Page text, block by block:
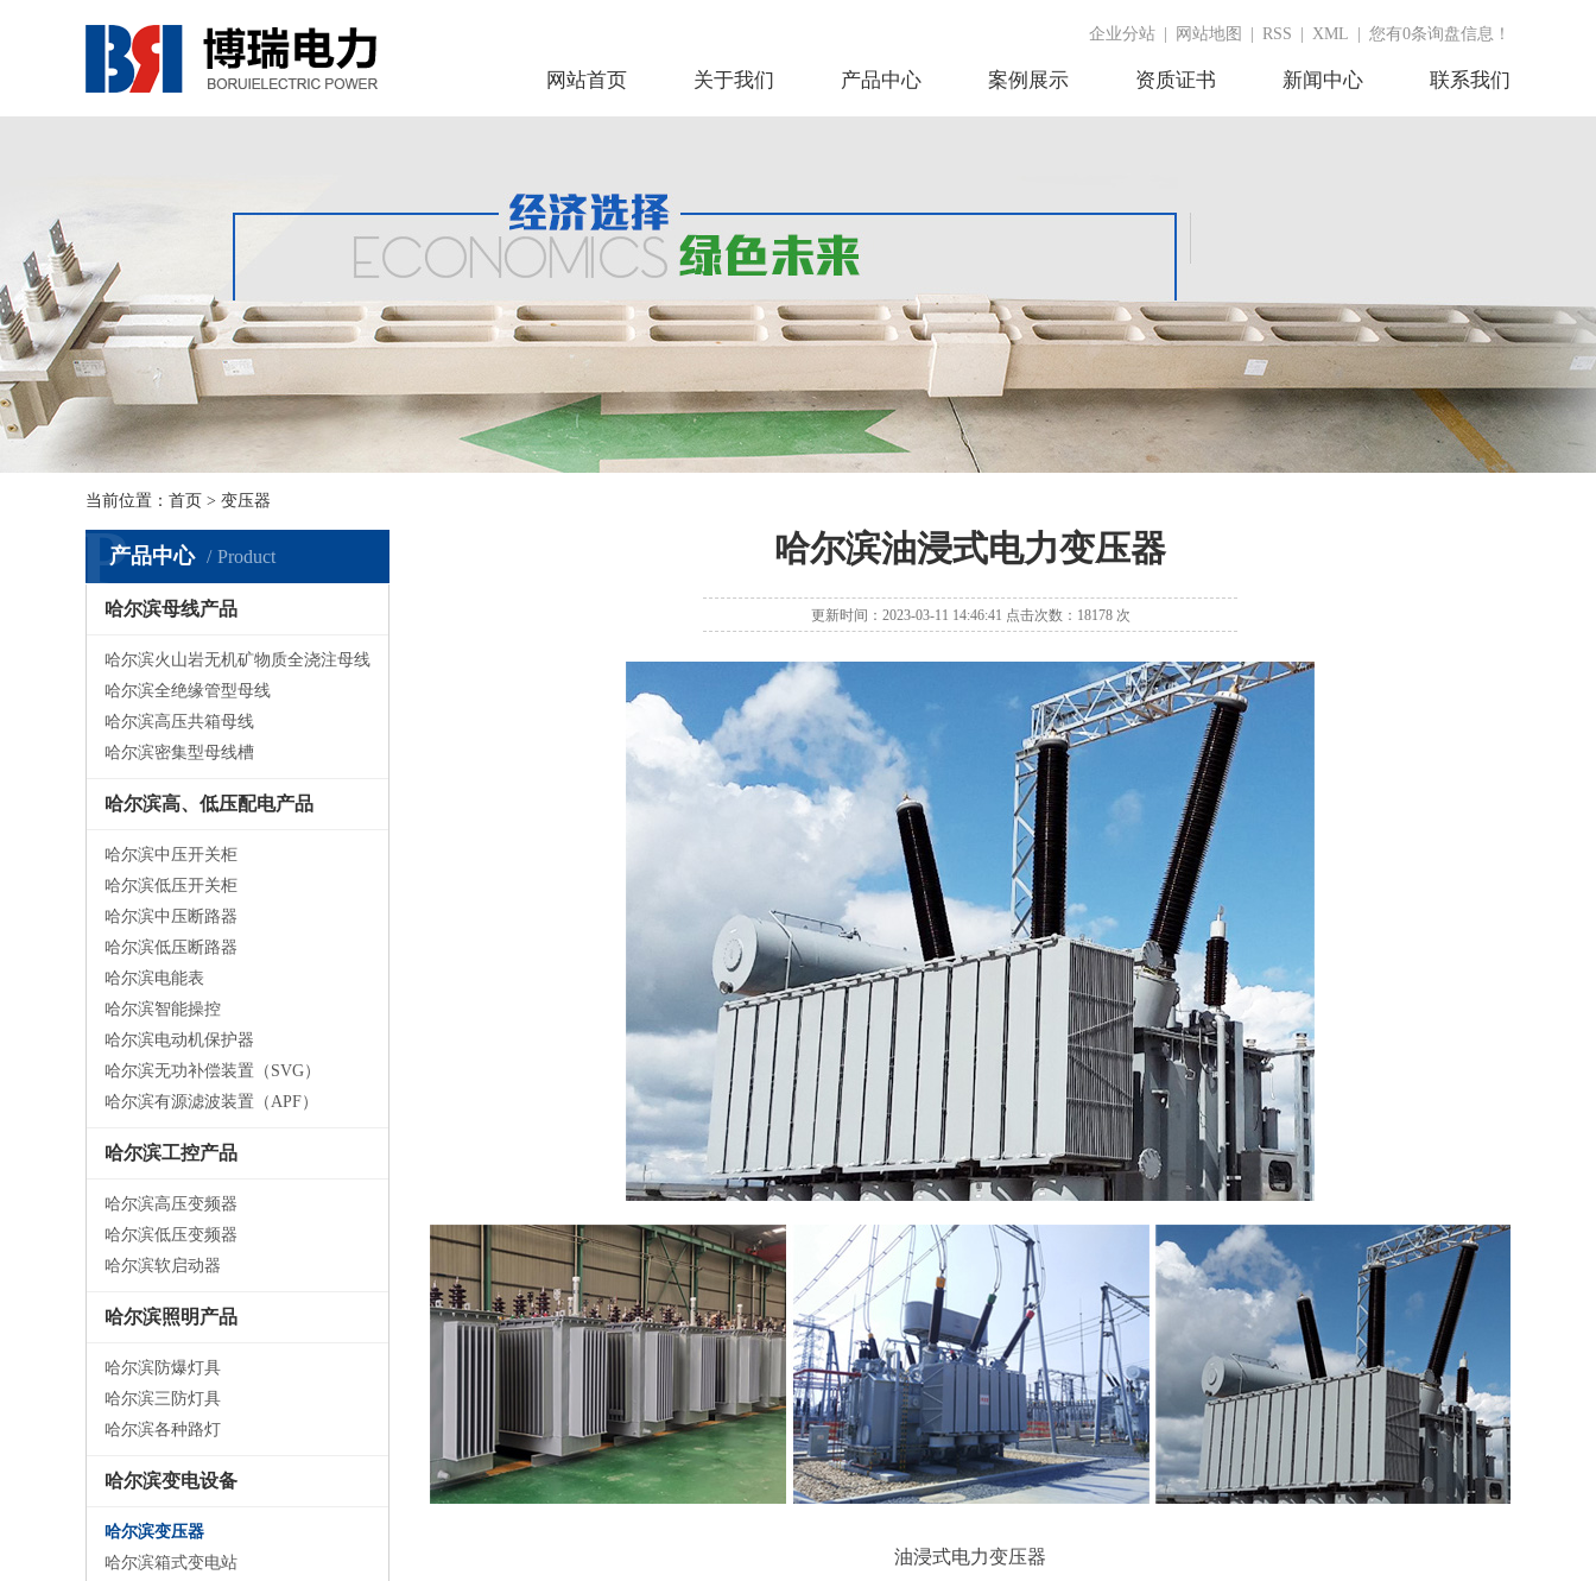
企业分站 网站地图 RSS XML 您有0条询盘信息！
网站首页 关于我们 产品中心 案例展示 资质证书 新闻中心 联系我们
当前位置： 首页 > 变压器
产品中心 Product
P
哈尔滨母线产品
哈尔滨火山岩无机矿物质全浇注母线
哈尔滨全绝缘管型母线
哈尔滨高压共箱母线
哈尔滨密集型母线槽
哈尔滨高、低压配电产品
哈尔滨中压开关柜
哈尔滨低压开关柜
哈尔滨中压断路器
哈尔滨低压断路器
哈尔滨电能表
哈尔滨智能操控
哈尔滨电动机保护器
哈尔滨无功补偿装置（SVG）
哈尔滨有源滤波装置（APF）
哈尔滨工控产品
哈尔滨高压变频器
哈尔滨低压变频器
哈尔滨软启动器
哈尔滨照明产品
哈尔滨防爆灯具
哈尔滨三防灯具
哈尔滨各种路灯
哈尔滨变电设备
哈尔滨变压器
哈尔滨箱式变电站
哈尔滨油浸式电力变压器
更新时间：2023-03-11 14:46:41 点击次数：18178 次
油浸式电力变压器